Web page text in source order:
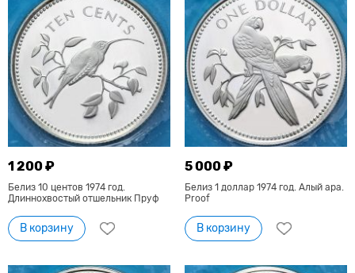
1 200 ₽
Белиз 10 центов 1974 год.
Длиннохвостый отшельник Пруф
В корзину
5 000 ₽
Белиз 1 доллар 1974 год. Алый ара.
Proof
В корзину